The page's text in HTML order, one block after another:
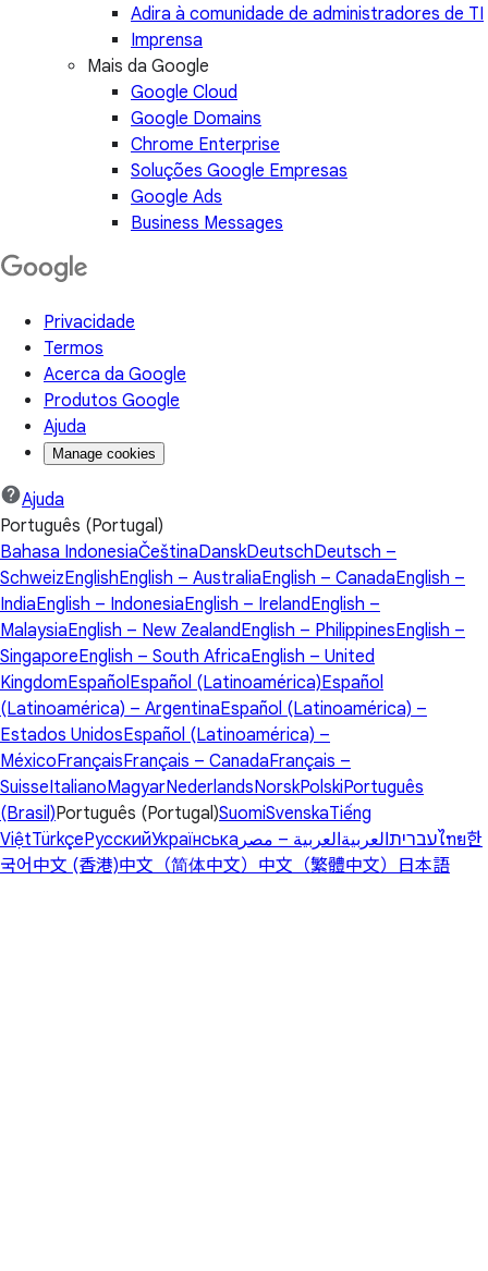
Adira à comunidade de administradores de TI
Imprensa
Mais da Google
Google Cloud
Google Domains
Chrome Enterprise
Soluções Google Empresas
Google Ads
Business Messages
Privacidade
Termos
Acerca da Google
Produtos Google
Ajuda
Manage cookies
Ajuda
Português (Portugal)
Bahasa IndonesiaČeštinaDanskDeutschDeutsch –
SchweizEnglishEnglish – AustraliaEnglish – CanadaEnglish –
IndiaEnglish – IndonesiaEnglish – IrelandEnglish –
MalaysiaEnglish – New ZealandEnglish – PhilippinesEnglish –
SingaporeEnglish – South AfricaEnglish – United
KingdomEspañol Español (Latinoamérica)Español
(Latinoamérica) – ArgentinaEspañol (Latinoamérica) –
Estados UnidosEspañol (Latinoamérica) –
MéxicoFrançaisFrançais – CanadaFrançais –
SuisseItalianoMagyarNederlandsNorskPolskiPortuguês
(Brasil)Português (Portugal)SuomiSvenskaTiếng
ViệtTürkçeРусскийУкраїнська עבריתالعربيةالعربية – مصر ไทย한
국어 中文 (香港)中文（简体中文） 中文（繁體中文） 日本語